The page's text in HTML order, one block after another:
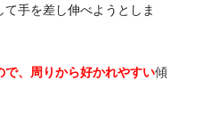
手を差し伸べようとしま
、周りから好かれやすい傾